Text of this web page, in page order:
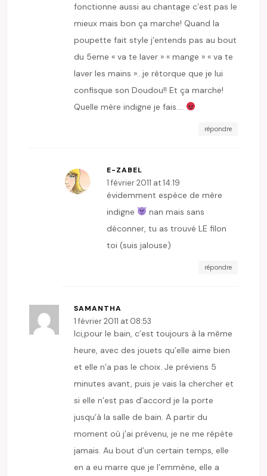
fonctionne aussi au chantage c’est pas le
mieux mais bon ça marche! Quand la
poupette fait style j’entends pas au bout
du 5eme « va te laver » « mange » « va te
laver les mains »…je rétorque que je lui
confisque son Doudou!! Et ça marche!
Quelle mère indigne je fais….
répondre
E-ZABEL
1 février 2011 at 14:19
évidemment espèce de mère
indigne
nan mais sans
déconner, tu as trouvé LE filon
toi (suis jalouse)
répondre
SAMANTHA
1 février 2011 at 08:53
Ici,pour le bain, c’est toujours à la même
heure, avec des jouets qu’elle aime bien
et elle n’a pas le choix. Je préviens 5
minutes avant, puis je vais la chercher et
si elle n’est pas d’accord je la porte
jusqu’à la salle de bain. A partir du
moment où j’ai prévenu, je ne me répète
jamais. Au bout d’un certain temps, elle
en a eu marre que je l’emmène, elle a